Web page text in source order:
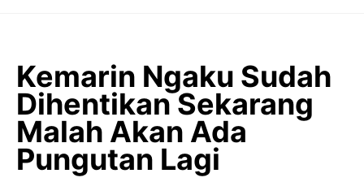
Kemarin Ngaku Sudah
Dihentikan Sekarang
Malah Akan Ada
Pungutan Lagi